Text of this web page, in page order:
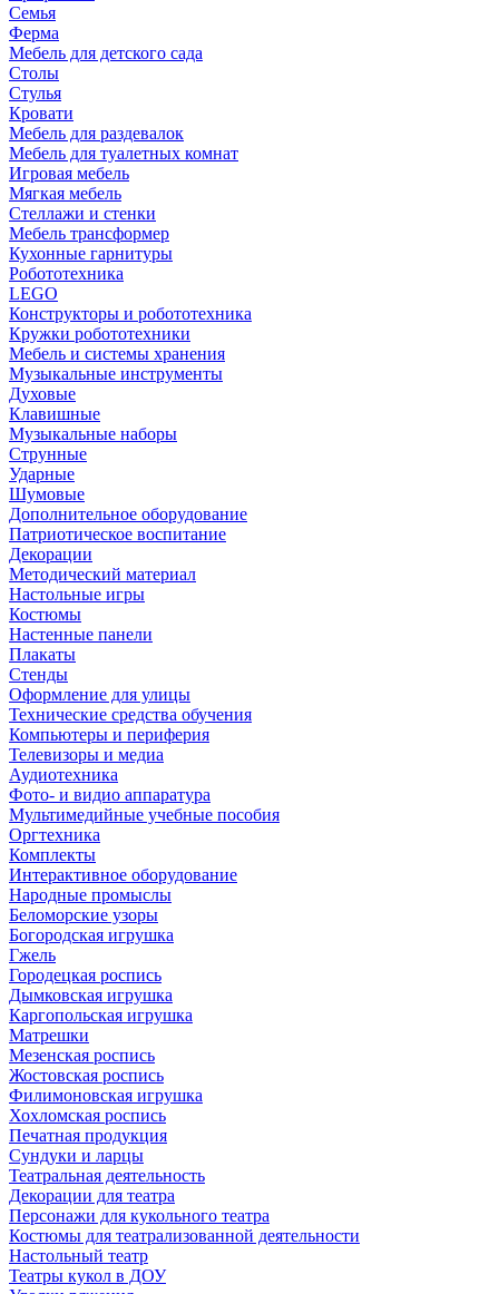
Семья
Ферма
Мебель для детского сада
Столы
Cтулья
Кровати
Мебель для раздевалок
Мебель для туалетных комнат
Игровая мебель
Мягкая мебель
Стеллажи и стенки
Мебель трансформер
Кухонные гарнитуры
Робототехника
LEGO
Конструкторы и робототехника
Кружки робототехники
Мебель и системы хранения
Музыкальные инструменты
Духовые
Клавишные
Музыкальные наборы
Струнные
Ударные
Шумовые
Дополнительное оборудование
Патриотическое воспитание
Декорации
Методический материал
Настольные игры
Костюмы
Настенные панели
Плакаты
Стенды
Оформление для улицы
Технические средства обучения
Компьютеры и периферия
Телевизоры и медиа
Аудиотехника
Фото- и видио аппаратура
Мультимедийные учебные пособия
Оргтехника
Комплекты
Интерактивное оборудование
Народные промыслы
Беломорские узоры
Богородская игрушка
Гжель
Городецкая роспись
Дымковская игрушка
Каргопольская игрушка
Матрешки
Мезенская роспись
Жостовская роспись
Филимоновская игрушка
Хохломская роспись
Печатная продукция
Сундуки и ларцы
Театральная деятельность
Декорации для театра
Персонажи для кукольного театра
Костюмы для театрализованной деятельности
Настольный театр
Театры кукол в ДОУ